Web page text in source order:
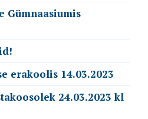
Gümnaasiumis
erakoolis 14.03.2023
24.03.2023 kl